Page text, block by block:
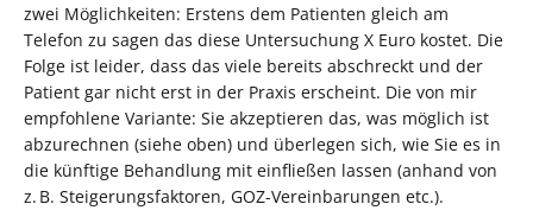
zwei Möglichkeiten: Erstens dem Patienten gleich am
Telefon zu sagen das diese Untersuchung X Euro kostet. Die
Folge ist leider, dass das viele bereits abschreckt und der
Patient gar nicht erst in der Praxis erscheint. Die von mir
empfohlene Variante: Sie akzeptieren das, was möglich ist
abzurechnen (siehe oben) und überlegen sich, wie Sie es in
die künftige Behandlung mit einfließen lassen (anhand von
z. B. Steigerungsfaktoren, GOZ-Vereinbarungen etc.).